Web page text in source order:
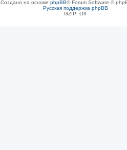
Создано на основе phpBB® Forum Software ©
Русская поддержка phpBB
GZIP: Off